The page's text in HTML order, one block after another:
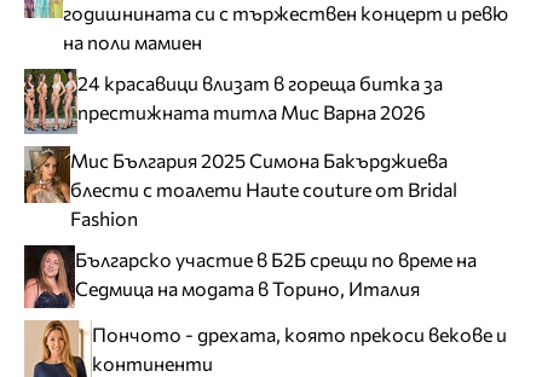
годишнината си с тържествен концерт и ревю
на поли мамиен
24 красавици влизат в гореща битка за
престижната титла Мис Варна 2026
Мис България 2025 Симона Бакърджиева
блести с тоалети Haute couture от Bridal
Fashion
Българско участие в Б2Б срещи по време на
Седмица на модата в Торино, Италия
Пончото - дрехата, която прекоси векове и
континенти